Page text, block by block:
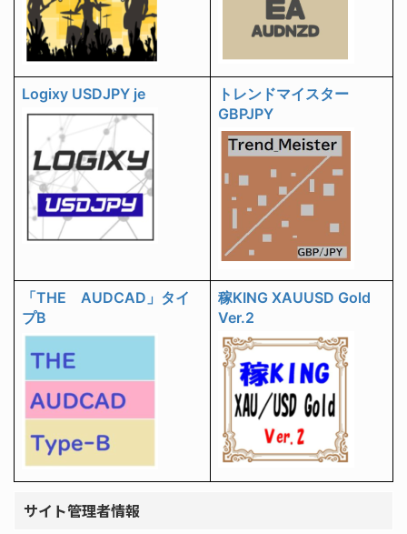
Logixy USDJPY je
トレンドマイスター
GBPJPY
「THE AUDCAD」タイ
プB
稼KING XAUUSD Gold
Ver.2
サイト管理者情報